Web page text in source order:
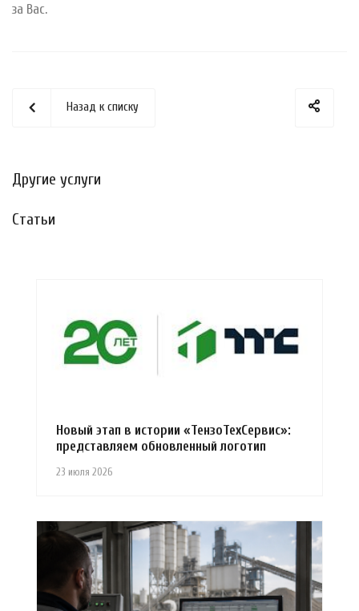
за Вас.
Назад к списку
Другие услуги
Статьи
23 июля 2026
Новый этап в истории «ТензоТехСервис»:
представляем обновленный логотип